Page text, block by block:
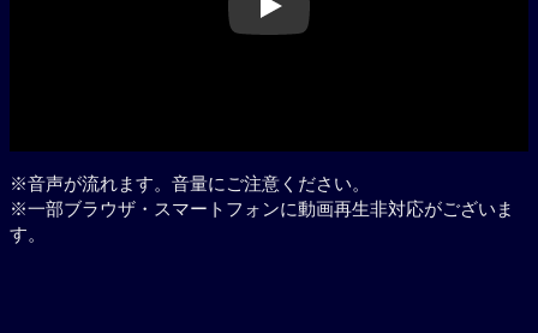
Play
※音声が流れます。音量にご注意ください。
※一部ブラウザ・スマートフォンに動画再生非対応がございま
す。